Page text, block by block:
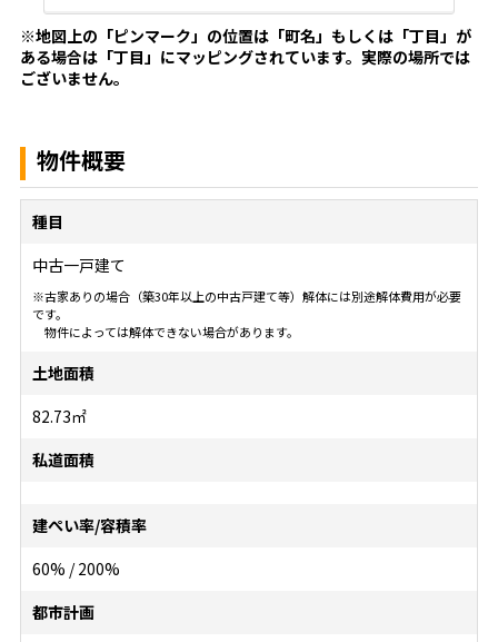
※地図上の「ピンマーク」の位置は「町名」もしくは「丁目」が
ある場合は「丁目」にマッピングされています。 実際の場所では
ございません。
物件概要
種目
中古一戸建て
※古家ありの場合（築30年以上の中古戸建て等）解体には別途解体費用が必要
です。
物件によっては解体できない場合があります。
土地面積
82.73㎡
私道面積
建ぺい率/容積率
60% / 200%
都市計画